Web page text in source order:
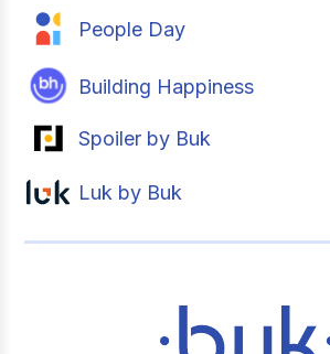
People Day
Building Happiness
Spoiler by Buk
Luk by Buk